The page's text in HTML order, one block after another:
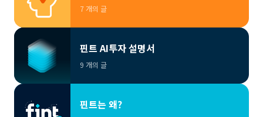
7 개의 글
핀트 AI투자 설명서
9 개의 글
핀트는 왜?